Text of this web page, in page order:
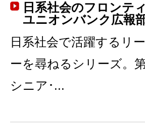
日系社会のフロンテ
ユニオンバンク広報
日系社会で活躍するリ
ーを尋ねるシリーズ。
シニア･...